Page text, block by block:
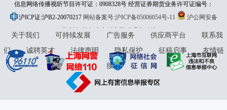
信息网络传播视听节目许可证：0908328号 经营证券期货业务许可证编号：
913101046312860336 违法和不良信息举报:021-61278686 举报邮箱：
jubao@eastmoney.com
沪ICP证:沪B2-20070217 网站备案号:沪ICP备05006054号-11
沪公网安备
31010402000120号版权所有:东方财富网意见与建议:4000300059/952500
关于我们 可持续发展 广告服务 供应商平台
联系我
们
诚聘英才 法律声明 隐私保护 征稿启事
友情链
接